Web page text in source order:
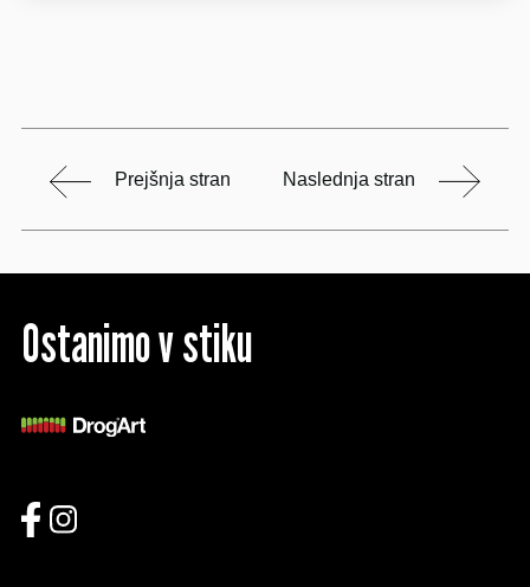
Prejšnja stran Naslednja stran
Ostanimo v stiku